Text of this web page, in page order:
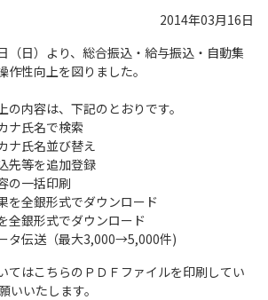
2014年03月16日
（日）より、総合振込・給与振込・自動集
性向上を図りました。
の内容は、下記のとおりです。
ナ氏名で検索
ナ氏名並び替え
先等を追加登録
の一括印刷
を全銀形式でダウンロード
全銀形式でダウンロード
タ伝送（最大3,000→5,000件)
てはこちらのＰＤＦファイルを印刷してい
いいたします。